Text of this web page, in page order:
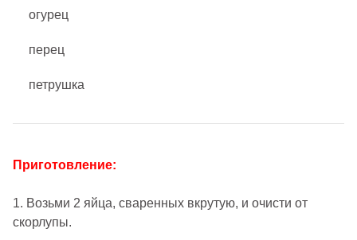
огурец
перец
петрушка
Приготовление:
1. Возьми 2 яйца, сваренных вкрутую, и очисти от
скорлупы.